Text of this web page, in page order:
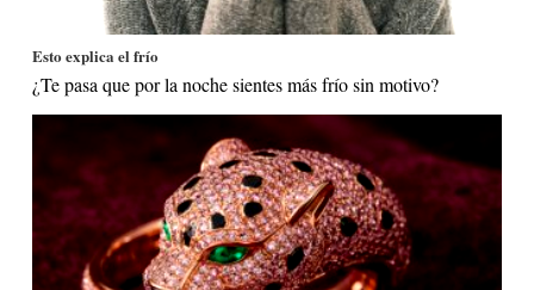
Esto explica el frío
¿Te pasa que por la noche sientes más frío sin motivo?